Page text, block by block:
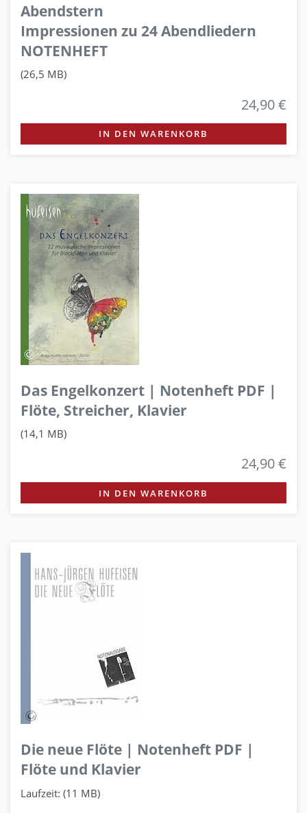
Abendstern
Impressionen zu 24 Abendliedern
NOTENHEFT
(26,5 MB)
24,90 €
IN DEN WARENKORB
Das Engelkonzert | Notenheft PDF |
Flöte, Streicher, Klavier
(14,1 MB)
24,90 €
IN DEN WARENKORB
Die neue Flöte | Notenheft PDF |
Flöte und Klavier
Laufzeit: (11 MB)